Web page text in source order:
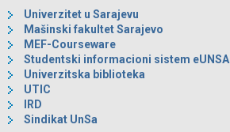
Univerzitet u Sarajevu
Mašinski fakultet Sarajevo
MEF-Courseware
Studentski informacioni sistem eUNSA
Univerzitska biblioteka
UTIC
IRD
Sindikat UnSa